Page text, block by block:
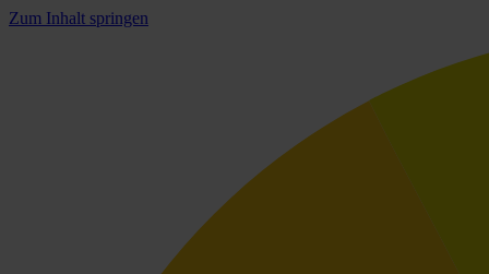
Zum Inhalt springen